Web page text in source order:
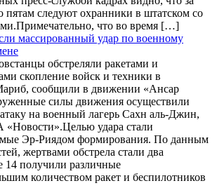
пятам следуют охранники в штатском со
что во время […]
массированный удар по военному
обстреляли ракетами и
скопление войск и техники в
сообщили в движении «Ансар
силы движения осуществили
на военный лагерь Сахн аль-Джин,
«Новости».Целью удара стали
Эр-Риядом формирования. По данным
жертвами обстрела стали два
14 получили различные
количеством ракет и беспилотников